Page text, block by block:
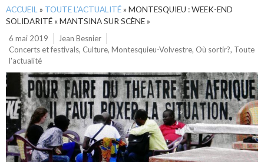
ACCUEIL » TOUTE L’ACTUALITÉ» MONTESQUIEU : WEEK-END
SOLIDARITÉ « MANTSINA SUR SCÈNE »
6 mai 2019
Jean Besnier
Concerts et festivals, Culture, Montesquieu-Volvestre, Où sortir?, Toute
l'actualité